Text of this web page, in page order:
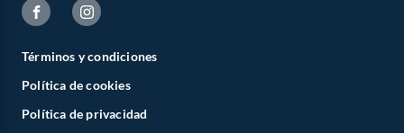
Términos y condiciones
Política de cookies
Política de privacidad